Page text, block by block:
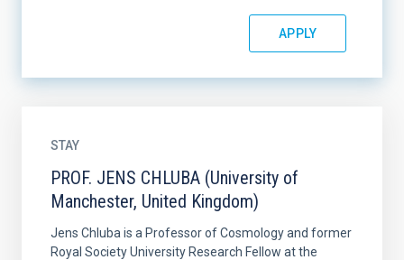
STAY
PROF. JENS CHLUBA (University of
Manchester, United Kingdom)
Jens Chluba is a Professor of Cosmology and former
Royal Society University Research Fellow at the